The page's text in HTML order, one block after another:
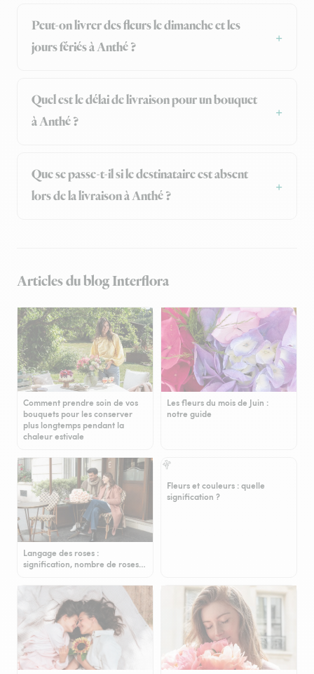
Peut-on livrer des fleurs le dimanche et les
jours fériés à Anthé ?
Quel est le délai de livraison pour un bouquet
à Anthé ?
Que se passe-t-il si le destinataire est absent
lors de la livraison à Anthé ?
Articles du blog Interflora
Comment prendre soin de vos
bouquets pour les conserver
plus longtemps pendant la
chaleur estivale
Les fleurs du mois de Juin :
notre guide
Langage des roses :
signification, nombre de roses…
Fleurs et couleurs : quelle
signification ?